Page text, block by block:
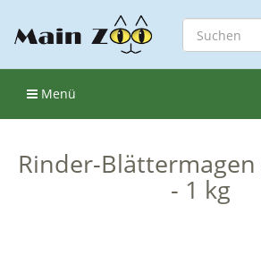
Menü
Rinder-
- 1 kg